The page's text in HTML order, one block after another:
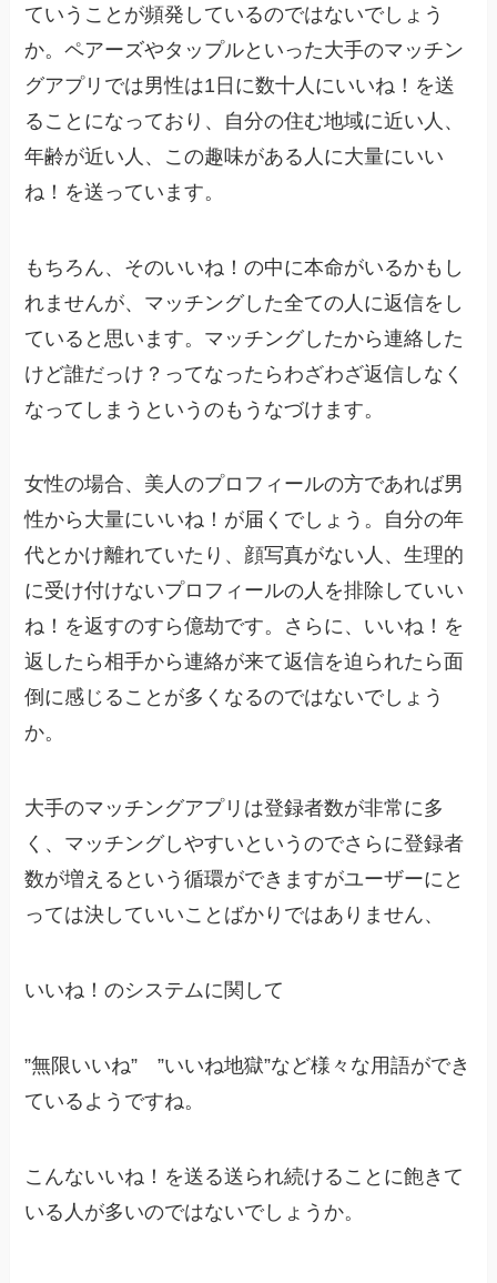
ていうことが頻発 しているのではないでしょう
か。ペアーズやタップルといった大手のマッチン
グアプリでは男性は1日に数十人にいいね！を送
ることになっており、自分の住む地域に近い人、
年齢が近い人、この趣味がある人に大量にいい
ね！を送っています。
もちろん、そのいいね！の中に本命がいるかもし
れませんが、マッチングした全ての人に返信をし
ていると思います。 マッチングしたから連絡した
けど誰だっけ？ってなったらわざわざ返信しなく
なってしまう というのもうなづけます。
女性の場合、美 人のプロフィールの方であれば男
性から大量にいいね！が届く でしょう。自分の年
代とかけ離れていたり、顔写真がない人、生理的
に受け付けないプロフィールの人を排除していい
ね！を返すのすら億劫です。さらに、いいね！を
返したら相手から連絡が来て返信を迫られたら面
倒に感じることが多くなるのではないでしょう
か。
大手のマッチングアプリ は登録者数が非常に多
く、マッチングしやすいというのでさらに登録者
数が増える という循環ができますがユーザーにと
っては決していいことばかりではありません、
いいね！のシステムに関して
”無限いいね” ”いいね地獄”など様々な用語ができ
ているようですね。
こんないいね！を送る送られ続けることに飽きて
いる人が多いのではないでしょうか。